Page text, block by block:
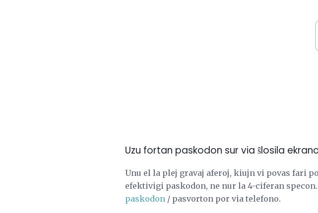
Uzu fortan paskodon sur via ŝlosila
Unu el la plej gravaj aferoj, kiujn vi povas fari
efektivigi paskodon, ne nur la 4-ciferan
paskodon / pasvorton por via telefono.